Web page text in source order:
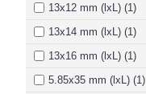
13x12 mm (lxL) (1)
13x14 mm (lxL) (1)
13x16 mm (lxL) (1)
5.85x35 mm (lxL) (1)